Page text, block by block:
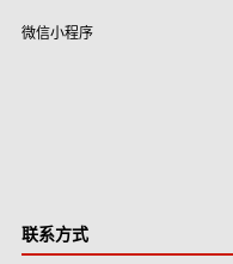
微信小程序
联系方式